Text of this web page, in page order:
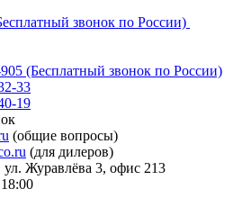
звонок по России)
(Бесплатный звонок по России)
33
19
(общие вопросы)
(для дилеров)
ул. Журавлёва 3, офис 213